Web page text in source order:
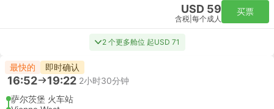
USD 59
含税 每个成人
买票
2 个更多舱位 起USD 71
最快的 即时确认
16:52 19:22 2小时30分钟
萨尔茨堡 火车站